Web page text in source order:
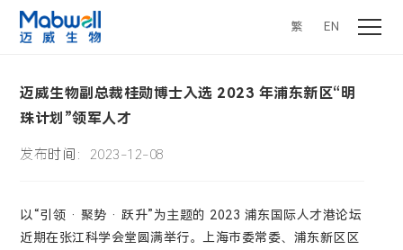
繁 EN
迈威生物副总裁桂勋博士入选 2023 年浦东新区“明
珠计划”领军人才
发布时间：2023-12-08
以“引领 · 聚势 · 跃升”为主题的 2023 浦东国际人才港论坛
近期在张江科学会堂圆满举行。上海市委常委、浦东新区区